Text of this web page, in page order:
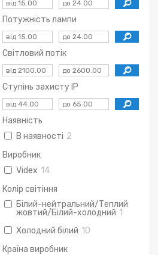
Потужність лампи
Світловий потік
Ступінь захисту IP
Наявність
В наявності 2
Виробник
Videx 14
Колір світіння
Білий-нейтральний/Теплий
жовтий/Білий-холодний 1
Холодний білий 10
Країна виробник